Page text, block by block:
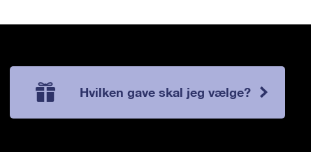
Hvilken gave skal jeg vælge?